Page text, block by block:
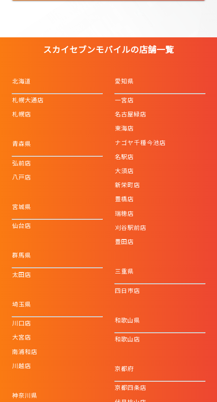
スカイセブンモバイルの店舗一覧
北海道
札幌大通店
札幌店
青森県
弘前店
八戸店
宮城県
仙台店
群馬県
太田店
埼玉県
川口店
大宮店
南浦和店
川越店
神奈川県
愛知県
一宮店
名古屋緑店
東海店
ナゴヤ千種今池店
名駅店
大須店
新栄町店
豊橋店
瑞穂店
刈谷駅前店
豊田店
三重県
四日市店
和歌山県
和歌山店
京都府
京都四条店